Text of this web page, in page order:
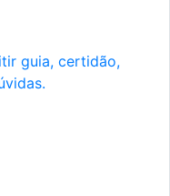
guia, certidão,